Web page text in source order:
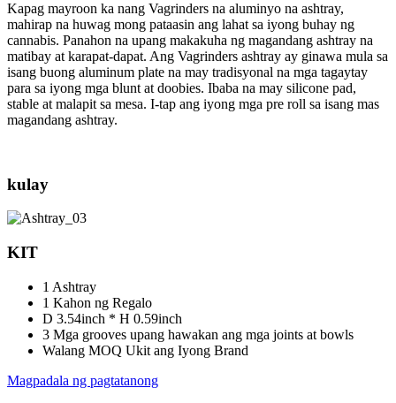
Kapag mayroon ka nang Vagrinders na aluminyo na ashtray,
mahirap na huwag mong pataasin ang lahat sa iyong buhay ng
cannabis. Panahon na upang makakuha ng magandang ashtray na
matibay at karapat-dapat. Ang Vagrinders ashtray ay ginawa mula sa
isang buong aluminum plate na may tradisyonal na mga tagaytay
para sa iyong mga blunt at doobies. Ibaba na may silicone pad,
stable at malapit sa mesa. I-tap ang iyong mga pre roll sa isang mas
magandang ashtray.
kulay
KIT
1 Ashtray
1 Kahon ng Regalo
D 3.54inch * H 0.59inch
3 Mga grooves upang hawakan ang mga joints at bowls
Walang MOQ Ukit ang Iyong Brand
Magpadala ng pagtatanong